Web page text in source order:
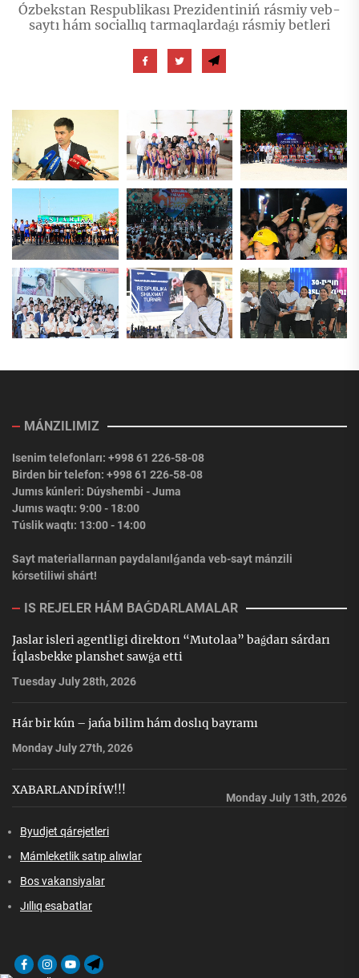
Ózbekstan Respublikası Prezidentiniń rásmiy veb-
saytı hám sociallıq tarmaqlardaǵı rásmiy betleri
MÁNZILIMIZ
Isenim telefonları: +998 61 226-58-08
Birden bir telefon: +998 61 226-58-08
Jumıs kúnleri: Dúyshembi - Juma
Jumıs waqtı: 9:00 - 18:00
Túslik waqtı: 13:00 - 14:00
Sayt materiallarınan paydalanılǵanda veb-sayt mánzili
kórsetiliwi shárt!
IS REJELER HÁM BAǴDARLAMALAR
Jaslar isleri agentligi direktorı “Mutolaa” baǵdarı sárdarı
Íqlasbekke planshet sawǵa etti
Tuesday July 28th, 2026
Hár bir kún – jańa bilim hám doslıq bayramı
Monday July 27th, 2026
XABARLANDÍRÍW!!!
Monday July 13th, 2026
Byudjet qárejetleri
Mámleketlik satıp alıwlar
Bos vakansiyalar
Jıllıq esabatlar
FacebookInstagram
YoutubeTelegram